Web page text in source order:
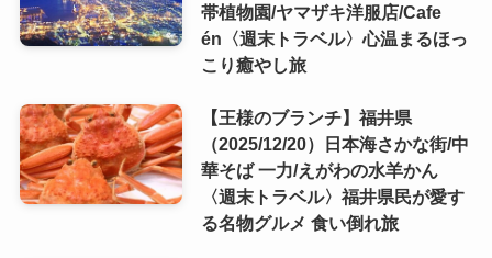
帯植物園/ヤマザキ洋服店/Cafe
én〈週末トラベル〉心温まるほっ
こり癒やし旅
【王様のブランチ】福井県
（2025/12/20）日本海さかな街/中
華そば 一力/えがわの水羊かん
〈週末トラベル〉福井県民が愛す
る名物グルメ 食い倒れ旅